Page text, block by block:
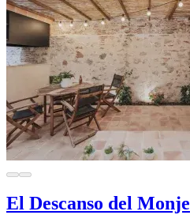
El Descanso del Monje